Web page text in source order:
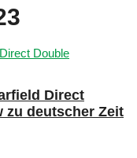
Direct
zu deutscher Zeit